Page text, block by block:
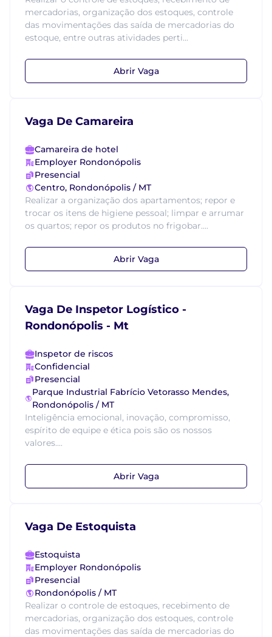
mercadorias, organização dos estoques, controle
das movimentações das saída de mercadorias do
estoque, entre outras atividades perti...
Abrir Vaga
Vaga De Camareira
Camareira de hotel
Employer Rondonópolis
Presencial
Centro, Rondonópolis / MT
Realizar a organização dos apartamentos; repor e
trocar os itens de higiene pessoal; limpar e arrumar
os quartos; repor os produtos no frigobar....
Abrir Vaga
Vaga De Inspetor Logístico -
Rondonópolis - Mt
Inspetor de riscos
Confidencial
Presencial
Parque Industrial Fabrício Vetorasso Mendes,
Rondonópolis / MT
Inteligência emocional, inovação, compromisso,
espírito de equipe e ética pois são os nossos
valores....
Abrir Vaga
Vaga De Estoquista
Estoquista
Employer Rondonópolis
Presencial
Rondonópolis / MT
Realizar o controle de estoques, recebimento de
mercadorias, organização dos estoques, controle
das movimentações das saída de mercadorias do